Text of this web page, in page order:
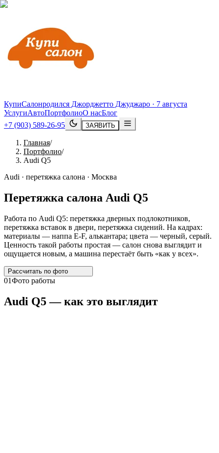
КупиСалонродился Джорджетто Джуджаро · 7 августа
УслугиАвтоПортфолиоО насБлог
+7 (903) 589-26-95
ЗАЯВИТЬ
Главная/
Портфолио/
Audi Q5
Audi · перетяжка салона · Москва
Перетяжка салона Audi Q5
Работа по Audi Q5: перетяжка дверных подлокотников,
перетяжка вставок в двери, перетяжка сидений. На кадрах:
материалы — наппа E-F, алькантара; цвета — черный, серый.
Ценность такой работы простая — салон снова выглядит и
ощущается новым, а машина перестаёт быть «как у всех».
Рассчитать по фото
01Фото работы
Audi Q5— как это выглядит